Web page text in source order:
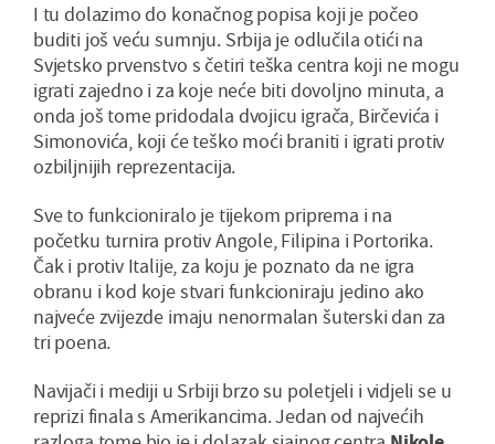
I tu dolazimo do konačnog popisa koji je počeo
buditi još veću sumnju. Srbija je odlučila otići na
Svjetsko prvenstvo s četiri teška centra koji ne mogu
igrati zajedno i za koje neće biti dovoljno minuta, a
onda još tome pridodala dvojicu igrača, Birčevića i
Simonovića, koji će teško moći braniti i igrati protiv
ozbiljnijih reprezentacija.
Sve to funkcioniralo je tijekom priprema i na
početku turnira protiv Angole, Filipina i Portorika.
Čak i protiv Italije, za koju je poznato da ne igra
obranu i kod koje stvari funkcioniraju jedino ako
najveće zvijezde imaju nenormalan šuterski dan za
tri poena.
Navijači i mediji u Srbiji brzo su poletjeli i vidjeli se u
reprizi finala s Amerikancima. Jedan od najvećih